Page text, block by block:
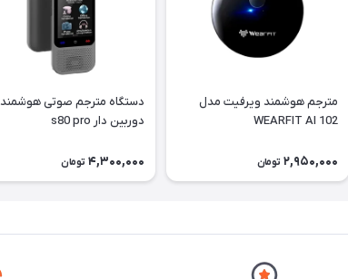
مترجم هوشمند ویرفیت مدل
WEARFIT AI 102
2,950,000 تومان
دستگاه مترجم صوتی هوشمند
دوربین دار s80 pro
4,300,000 تومان